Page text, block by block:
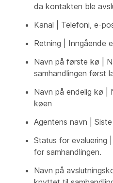
da kontakten ble
Kanal | Telefoni, e-
Retning | Inngående
Navn på første kø |
samhandlingen først
Navn på endelig kø |
køen
Agentens navn |
Status for evaluering
for samhandlingen.
Navn på